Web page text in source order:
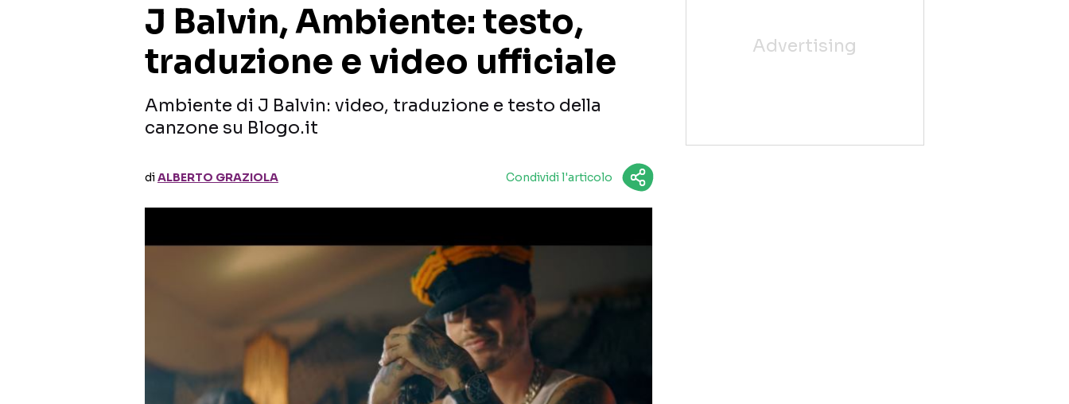
J Balvin, Ambiente: testo,
traduzione e video ufficiale
Ambiente di J Balvin: video, traduzione e testo della
canzone su Blogo.it
diALBERTO GRAZIOLA Condividi l'articolo